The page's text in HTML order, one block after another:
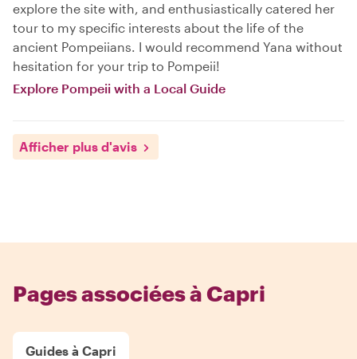
explore the site with, and enthusiastically catered her
tour to my specific interests about the life of the
ancient Pompeiians. I would recommend Yana without
hesitation for your trip to Pompeii!
Explore Pompeii with a Local Guide
Afficher plus d'avis
Pages associées à Capri
Guides à Capri